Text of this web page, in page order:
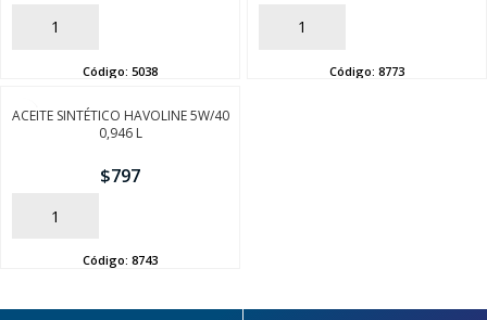
AÑADIR
Código: 5038
AÑADIR
Código: 8773
ACEITE SINTÉTICO HAVOLINE 5W/40
0,946 L
$797
AÑADIR
Código: 8743